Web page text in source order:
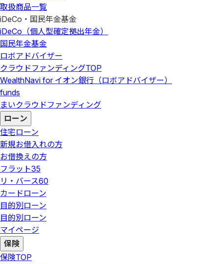
取扱商品一覧
iDeCo・国民年金基金
iDeCo（個人型確定拠出年金）
国民年金基金
ロボアドバイザー
クラウドファンディングTOP
WealthNavi for イオン銀行（ロボアドバイザー）
funds
まいクラウドファンディング
ローン
住宅ローン
新規お借入れの方
お借換えの方
フラット35
リ・バース60
カードローン
目的別ローン
目的別ローン
マイページ
保険
保険TOP